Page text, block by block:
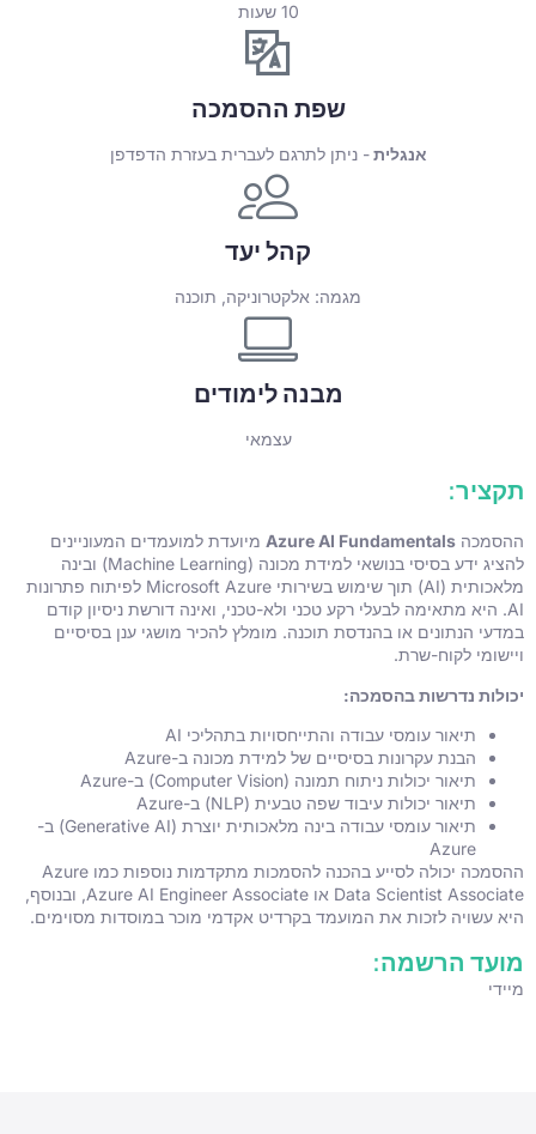
10 שעות
שפת ההסמכה
אנגלית- ניתן לתרגם לעברית בעזרת הדפדפן
קהל יעד
מגמה: אלקטרוניקה, תוכנה
מבנה לימודים
עצמאי
תקציר:
ההסמכה Azure AI Fundamentals מיועדת למועמדים המעוניינים
להציג ידע בסיסי בנושאי למידת מכונה (Machine Learning) ובינה
מלאכותית (AI) תוך שימוש בשירותי Microsoft Azure לפיתוח פתרונות
AI. היא מתאימה לבעלי רקע טכני ולא-טכני, ואינה דורשת ניסיון קודם
במדעי הנתונים או בהנדסת תוכנה. מומלץ להכיר מושגי ענן בסיסיים
ויישומי לקוח-שרת.
יכולות נדרשות בהסמכה:
תיאור עומסי עבודה והתייחסויות בתהליכי AI
הבנת עקרונות בסיסיים של למידת מכונה ב-Azure
תיאור יכולות ניתוח תמונה (Computer Vision) ב-Azure
תיאור יכולות עיבוד שפה טבעית (NLP) ב-Azure
תיאור עומסי עבודה בינה מלאכותית יוצרת (Generative AI) ב-
Azure
ההסמכה יכולה לסייע בהכנה להסמכות מתקדמות נוספות כמו Azure
Data Scientist Associate או Azure AI Engineer Associate, ובנוסף,
היא עשויה לזכות את המועמד בקרדיט אקדמי מוכר במוסדות מסוימים.
מועד הרשמה:
מיידי